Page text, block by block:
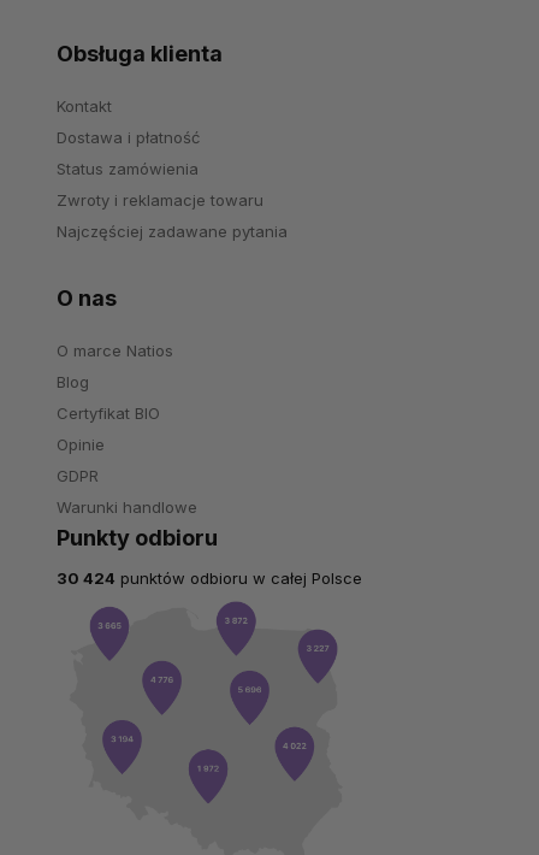
Obsługa klienta
Kontakt
Dostawa i płatność
Status zamówienia
Zwroty i reklamacje towaru
Najczęściej zadawane pytania
O nas
O marce Natios
Blog
Certyfikat BIO
Opinie
GDPR
Warunki handlowe
Punkty odbioru
30 424 punktów odbioru w całej Polsce